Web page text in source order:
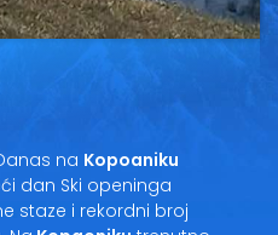
na Kopoaniku
dan Ski openinga
staze i rekordni broj